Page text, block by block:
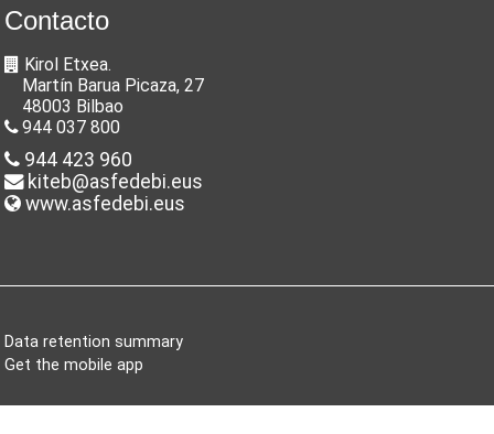
Contacto
Kirol Etxea.
Martín Barua Picaza, 27
48003 Bilbao
944 037 800
944 423 960
kiteb@asfedebi.eus
www.asfedebi.eus
Data retention summary
Get the mobile app